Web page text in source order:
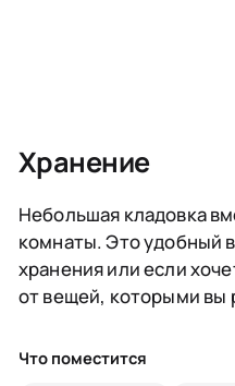
Хранение
Небольшая кладовка
комнаты. Это удобный
хранения или если
от вещей, которыми вы
Что поместится